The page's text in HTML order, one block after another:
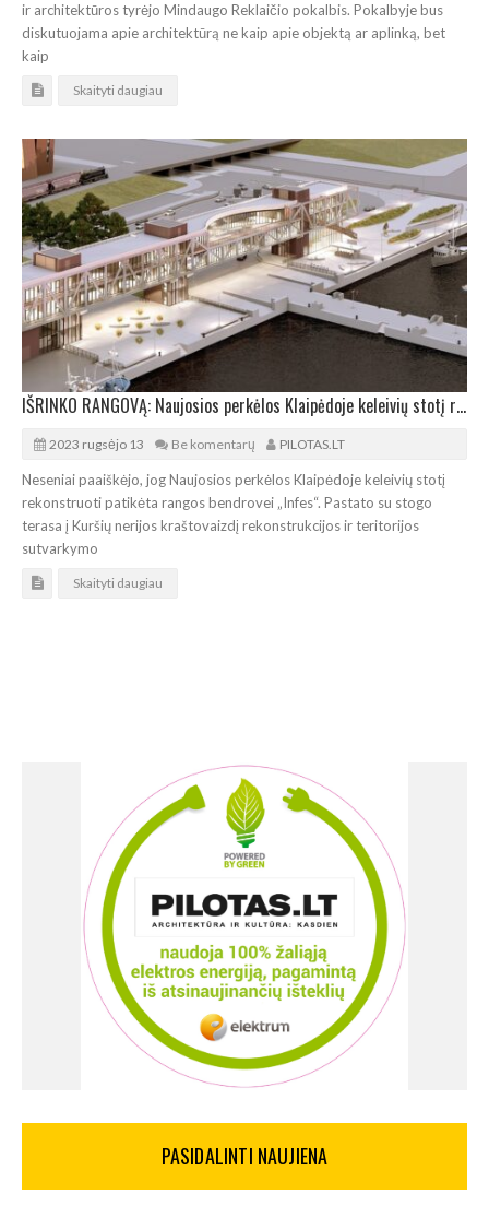
ir architektūros tyrėjo Mindaugo Reklaičio pokalbis. Pokalbyje bus
diskutuojama apie architektūrą ne kaip apie objektą ar aplinką, bet
kaip
Skaityti daugiau
IŠRINKO RANGOVĄ: Naujosios perkėlos Klaipėdoje keleivių stotį rekonstruos „Infes“
2023 rugsėjo 13 Be komentarų PILOTAS.LT
Neseniai paaiškėjo, jog Naujosios perkėlos Klaipėdoje keleivių stotį
rekonstruoti patikėta rangos bendrovei „Infes“. Pastato su stogo
terasa į Kuršių nerijos kraštovaizdį rekonstrukcijos ir teritorijos
sutvarkymo
Skaityti daugiau
PASIDALINTI NAUJIENA